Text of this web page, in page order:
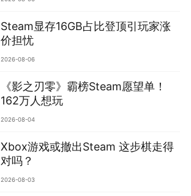
‌Steam显存16GB占比登顶引玩家涨
价担忧‌
2026-08-06
《影之刃零》霸榜Steam愿望单！
162万人想玩
2026-08-04
Xbox游戏或撤出Steam 这步棋走得
对吗？
2026-08-03